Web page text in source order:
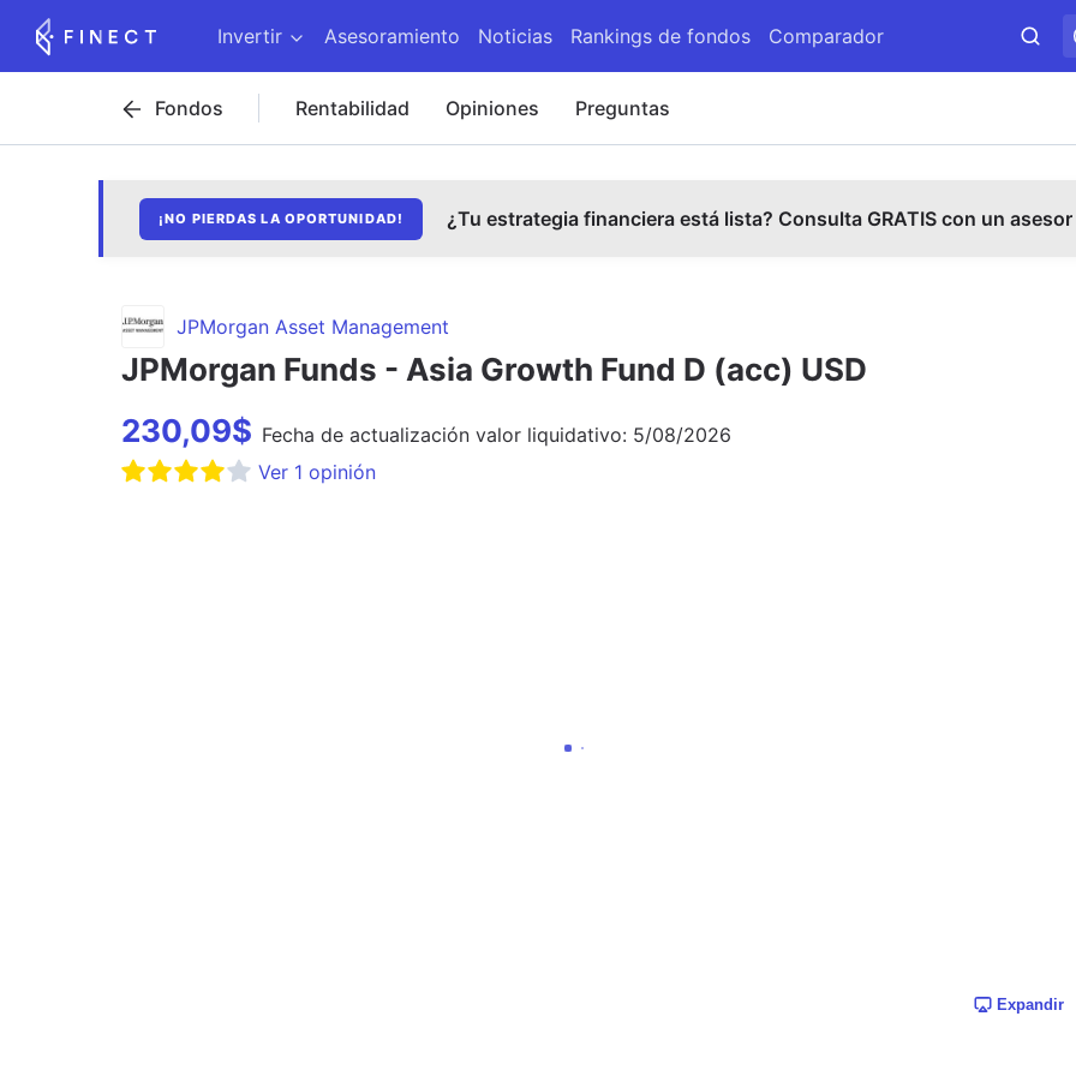
Invertir Asesoramiento Noticias Rankings de fondos Comparador
Fondos Rentabilidad Opiniones Preguntas
¡NO PIERDAS LA OPORTUNIDAD! ¿Tu estrategia financiera está lista? Consulta GRATIS con un
JPMorgan Asset Management
JPMorgan Funds - Asia Growth Fund D (acc) USD
230,09$ Fecha de actualización valor liquidativo: 5/08/2026
Ver 1 opinión
Expandir